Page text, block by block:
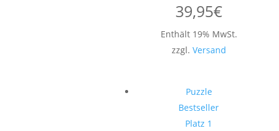
39,95€
Enthält 19% MwSt.
zzgl. Versand
Puzzle
Bestseller
Platz 1